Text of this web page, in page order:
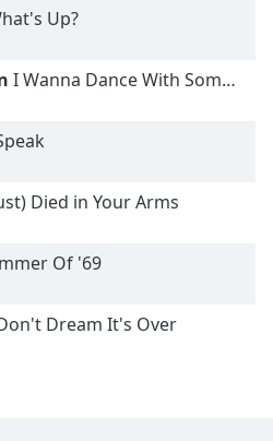
Up?
I Wanna Dance With Somebody
Died in Your Arms
Of '69
Dream It's Over